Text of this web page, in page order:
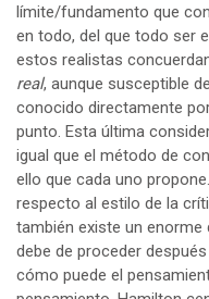
límite/fundamento que
en todo, del que todo ser
estos realistas
real, aunque susceptible
conocido directamente
punto. Esta última
igual que el método de
ello que cada uno
respecto al estilo de la
también existe un
debe de proceder
cómo puede el